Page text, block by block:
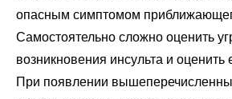
опасным симптомом
Самостоятельно сложно оценить
возникновения инсульта и оценить
При появлении